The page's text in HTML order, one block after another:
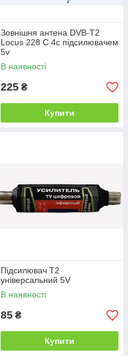
Зовнішня антена DVB-T2
Locus 228 C 4с підсилювачем
5v
В наявності
225 ₴
Купити
Підсилювач Т2
універсальний 5V
В наявності
85 ₴
Купити